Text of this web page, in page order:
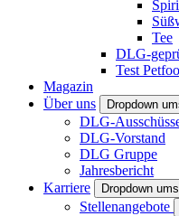
Tee
DLG-
Test
Magazin
Über uns
Dropdown
DLG-
DLG-Vorstand
DLG Gruppe
Jahresbericht
Karriere
Dropdown
Stellenangebote